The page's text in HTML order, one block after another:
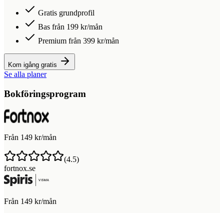
Gratis grundprofil
Bas från 199 kr/mån
Premium från 399 kr/mån
Kom igång gratis
Se alla planer
Bokföringsprogram
Från 149 kr/mån
(4.5)
fortnox.se
Från 149 kr/mån